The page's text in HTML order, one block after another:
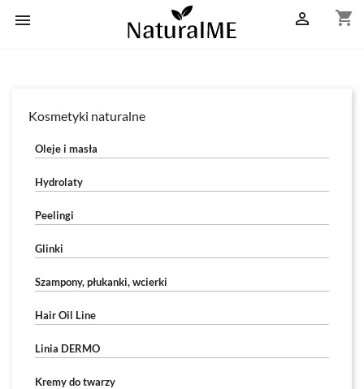
 shopping_cart

Kosmetyki naturalne
Oleje i masła
Hydrolaty
Peelingi
Glinki
Szampony, płukanki, wcierki
Hair Oil Line
Linia DERMO
Kremy do twarzy